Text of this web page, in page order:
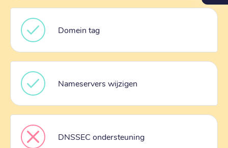
Domein tag
Nameservers wijzigen
DNSSEC ondersteuning